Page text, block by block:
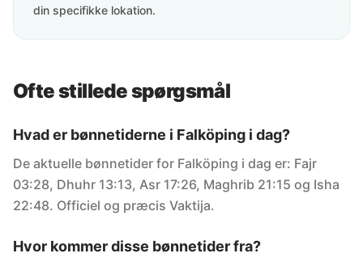
din specifikke lokation.
Ofte stillede spørgsmål
Hvad er bønnetiderne i Falköping i dag?
De aktuelle bønnetider for Falköping i dag er: Fajr
03:28, Dhuhr 13:13, Asr 17:26, Maghrib 21:15 og Isha
22:48. Officiel og præcis Vaktija.
Hvor kommer disse bønnetider fra?